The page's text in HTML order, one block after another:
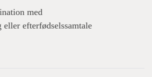
med
eller efterfødselssamtale